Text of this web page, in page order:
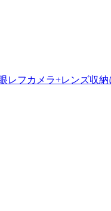
フカメラ+レンズ収